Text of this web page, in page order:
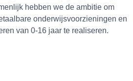
hebben we de ambitie om
onderwijsvoorzieningen en
van 0-16 jaar te realiseren.